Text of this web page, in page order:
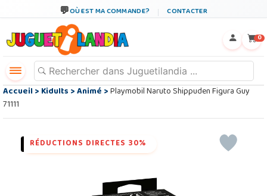
OÙ EST MA COMMANDE? CONTACTER
0
Accueil>Kidults>Animé>Playmobil Naruto Shippuden Figura Guy
71111
RÉDUCTIONS DIRECTES 30%